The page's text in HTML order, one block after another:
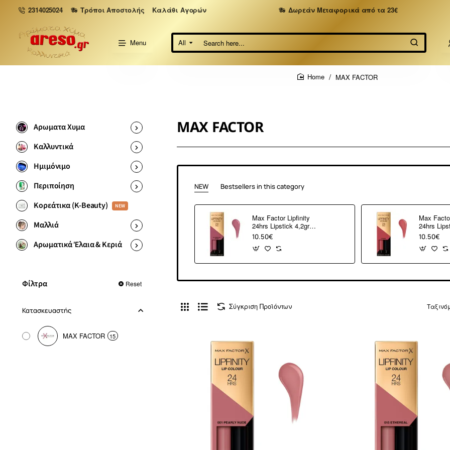
2314025024 Τρόποι Αποστολής Καλάθι Αγορών Δωρεάν Μεταφορικά από τα 23€
Menu All
Search
here...
MAX FACTOR
Αρωματα Χυμα
Καλλυντικά
Ημιμόνιμο
Περιποίηση
Κορεάτικα (K-Beauty)
NEW
Μαλλιά
Αρωματικά Έλαια & Κεριά
Φίλτρα Reset
Κατασκευαστής
MAX FACTOR 15
MAX FACTOR
NEW Bestsellers in this category
Max Factor Lipfinity
24hrs Lipstick 4,2gr
#310 Essential Violet
10.50€
Max
24hrs
#030 Cool
10.50€
Σύγκριση Προϊόντων